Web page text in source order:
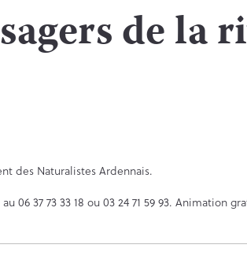
de la
des Naturalistes Ardennais.
06 37 73 33 18 ou 03 24 71 59 93. Animation